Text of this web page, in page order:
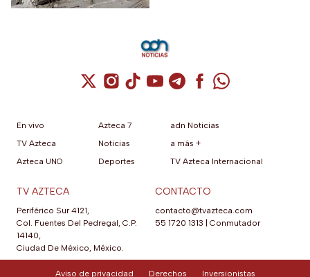
Cuenta de X / Twitter (se abre en una
Cuenta de Instagram (se abre en una
Cuenta de TikTok (se abre en
Cuenta de YouTube (se abre
Cuenta de Telegram (se
Cuenta de
Cuenta de
En vivo
TV Azteca
Azteca UNO
Azteca 7
Noticias
Deportes
adn Noticias
a más +
TV Azteca Internacional
TV AZTECA
Periférico Sur 4121,
Col. Fuentes Del Pedregal, C.P.
14140,
Ciudad De México, México.
CONTACTO
contacto@tvazteca.com
55 1720 1313
Conmutador
Aviso de privacidad Derechos Inversionistas